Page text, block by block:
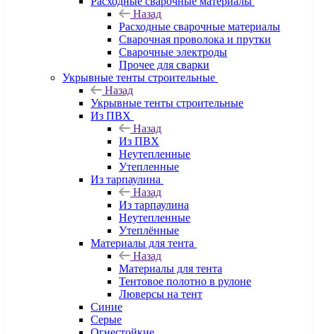
Назад
Расходные сварочные материалы
Сварочная проволока и прутки
Сварочные электроды
Прочее для сварки
Укрывные тенты строительные
Назад
Укрывные тенты строительные
Из ПВХ
Назад
Из ПВХ
Неутепленные
Утепленные
Из тарпаулина
Назад
Из тарпаулина
Неутепленные
Утеплённые
Материалы для тента
Назад
Материалы для тента
Тентовое полотно в рулоне
Люверсы на тент
Синие
Серые